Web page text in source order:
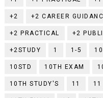
+2 +2 CAREER
+2 PRACTICAL +2
+2STUDY 1 1-5 10
10STD 10TH EXAM
10TH STUDY'S 11 11